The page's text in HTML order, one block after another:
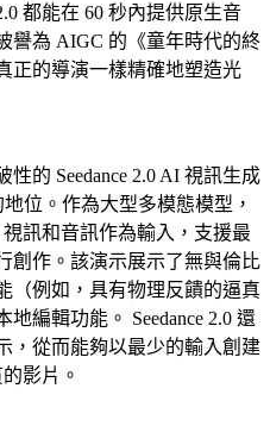
都能在 60 秒內提供原生音
譽為 AIGC 的《童年時代的終
的導演一樣精確地塑造光
的 Seedance 2.0 AI 視訊生成
位。作為大型多模態模型，
視訊和音訊作為輸入，支援最
創作。該演示展示了無與倫比
（例如，具有物理反饋的逼真
編輯功能。 Seedance 2.0 還
，從而能夠以最少的輸入創建
影片。